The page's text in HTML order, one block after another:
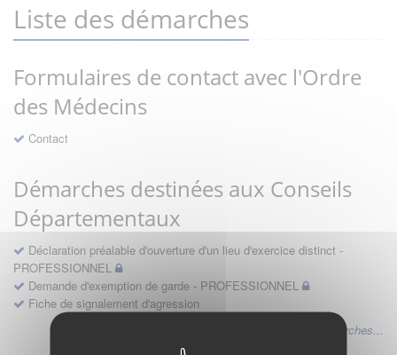
Liste des démarches
Formulaires de contact avec l'Ordre
des Médecins
Contact
Démarches destinées aux Conseils
Départementaux
Déclaration préalable d'ouverture d'un lieu d'exercice distinct -
PROFESSIONNEL
Demande d'exemption de garde - PROFESSIONNEL
Fiche de signalement d'agression
Voir les autres démarches...